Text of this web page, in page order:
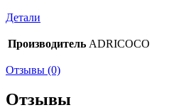
Детали
Производитель ADRICOCO
Отзывы (0)
Отзывы